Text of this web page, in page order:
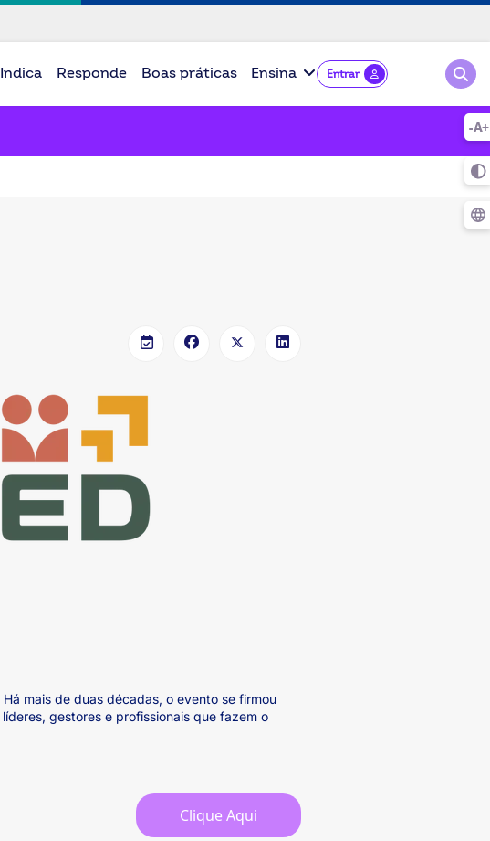
Indica Responde Boas práticas Ensina Entrar
mais de duas décadas, o evento se firmou
gestores e profissionais que fazem o
Clique Aqui